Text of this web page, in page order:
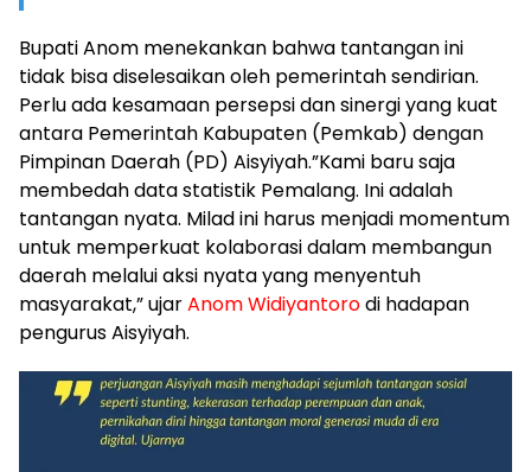
​Bupati Anom menekankan bahwa tantangan ini
tidak bisa diselesaikan oleh pemerintah sendirian.
Perlu ada kesamaan persepsi dan sinergi yang kuat
antara Pemerintah Kabupaten (Pemkab) dengan
Pimpinan Daerah (PD) Aisyiyah.​”Kami baru saja
membedah data statistik Pemalang. Ini adalah
tantangan nyata. Milad ini harus menjadi momentum
untuk memperkuat kolaborasi dalam membangun
daerah melalui aksi nyata yang menyentuh
masyarakat,” ujarAnom Widiyantorodi hadapan
pengurus Aisyiyah.